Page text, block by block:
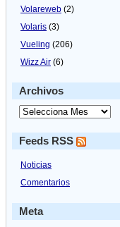
Volareweb (2)
Volaris (3)
Vueling (206)
Wizz Air (6)
Archivos
Feeds RSS
Noticias
Comentarios
Meta